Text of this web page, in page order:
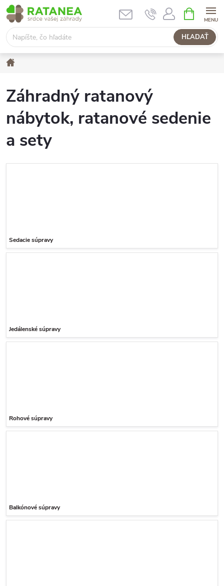
Prejsť
na
obsah
HĽADAŤ
KOŠÍK
Záhradný ratanový
nábytok, ratanové sedenie
a sety
Sedacie súpravy
Jedálenské súpravy
Rohové súpravy
Balkónové súpravy